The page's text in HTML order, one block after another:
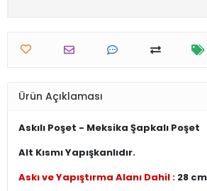
Ürün Açıklaması
Askılı Poşet - Meksika Şapkalı Poşet
Alt Kısmı Yapışkanlıdır.
Askı ve Yapıştırma Alanı Dahil : 28